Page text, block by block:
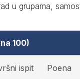
u grupama,
100)
ispit Poena